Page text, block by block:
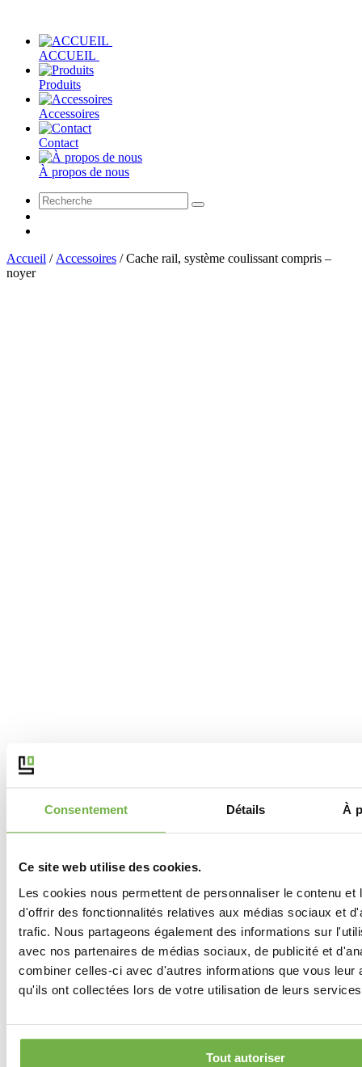
Consentement Détails À
Ce site web utilise des cookies.
Les cookies nous permettent de personnaliser le contenu et
d'offrir des fonctionnalités relatives aux médias sociaux et
trafic. Nous partageons également des informations sur
avec nos partenaires de médias sociaux, de publicité et
combiner celles-ci avec d'autres informations que vous leur
qu'ils ont collectées lors de votre utilisation de leurs
Tout autoriser
ACCUEIL
Produits
Accessoires
Contact
À propos de nous
Accueil / Accessoires /Cache rail, système coulissant compris –
noyer
Cache rail, système coulissant compris - noyer
longeur - 2000 mm, pour portes 63,73,83,93 cm
quantité
Cache
rail,
coulissant
compris
Ajouter au panier
UGS :CACHERAIL_NOYER_2000 Catégorie :Accessoires
DOCUMENTATION